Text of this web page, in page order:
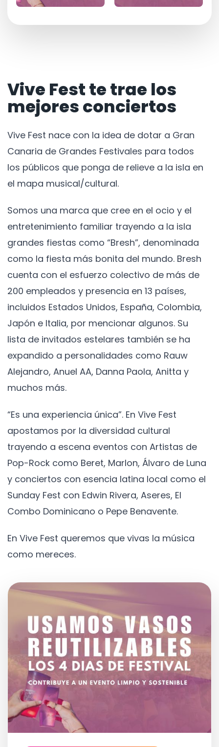
Vive Fest te trae los
mejores conciertos
Vive Fest nace con la idea de dotar a Gran
Canaria de Grandes Festivales para todos
los públicos que ponga de relieve a la isla en
el mapa musical/cultural.
Somos una marca que cree en el ocio y el
entretenimiento familiar trayendo a la isla
grandes fiestas como “Bresh”, denominada
como la fiesta más bonita del mundo. Bresh
cuenta con el esfuerzo colectivo de más de
200 empleados y presencia en 13 países,
incluidos Estados Unidos, España, Colombia,
Japón e Italia, por mencionar algunos. Su
lista de invitados estelares también se ha
expandido a personalidades como Rauw
Alejandro, Anuel AA, Danna Paola, Anitta y
muchos más.
“Es una experiencia única”. En Vive Fest
apostamos por la diversidad cultural
trayendo a escena eventos con Artistas de
Pop-Rock como Beret, Marlon, Álvaro de Luna
y conciertos con esencia latina local como el
Sunday Fest con Edwin Rivera, Aseres, El
Combo Dominicano o Pepe Benavente.
En Vive Fest queremos que vivas la música
como mereces.